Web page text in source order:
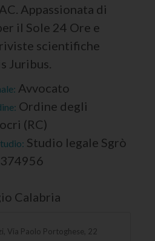
Appassionata di
il Sole 24 Ore e
scientifiche
Juribus.
Avvocato
Ordine degli
(RC)
Studio legale Sgrò
Calabria
Via Paolo Portoghese, 22